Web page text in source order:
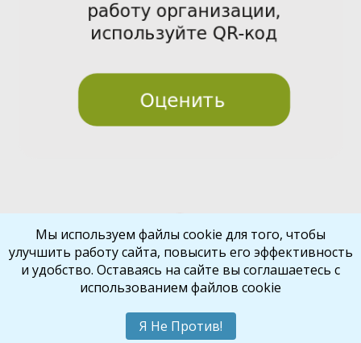
vio
t
Библиокрай© 2026
Шаблон от
WP Puzzle
Мы используем файлы cookie для того, чтобы
улучшить работу сайта, повысить его эффективность
и удобство. Оставаясь на сайте вы соглашаетесь с
использованием файлов cookie
Я Не Против!